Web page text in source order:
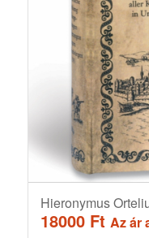
Hieronymus
18000 Ft Az ár